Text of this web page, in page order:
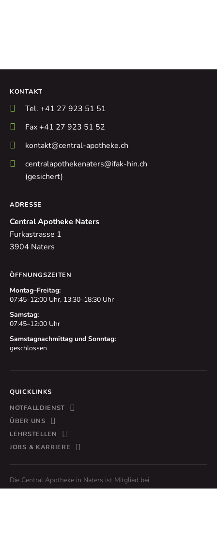
KONTAKT
Tel. +41 27 923 51 51
Fax +41 27 923 51 52
kontakt@central-apotheke.ch
centralapothekenaters@ifak-hin.ch
(gesichert)
ADRESSE
Central Apotheke Naters
Furkastrasse 1
3904 Naters
ÖFFNUNGSZEITEN
Montag–Freitag:
07:45–12:00 Uhr, 13:30–18:30 Uhr
Samstag:
07:45–12:00 Uhr
Samstagnachmittag und Sonntag:
geschlossen
QUICKLINKS
NOTFALLDIENST
ÜBER UNS
LEHRSTELLEN
JOBS & KARRIERE
Die Central Apotheke in Naters ist Mitglied bei